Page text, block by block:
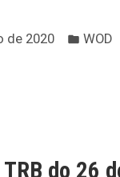
de 2020 WOD
TRB do 26